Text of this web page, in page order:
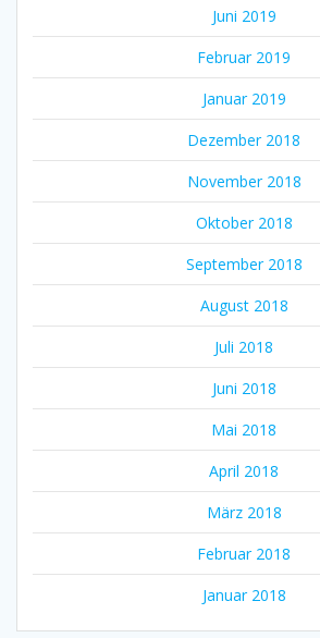
Juni 2019
Februar 2019
Januar 2019
Dezember 2018
November 2018
Oktober 2018
September 2018
August 2018
Juli 2018
Juni 2018
Mai 2018
April 2018
März 2018
Februar 2018
Januar 2018